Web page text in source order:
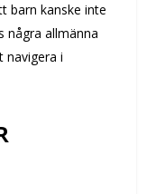
barn kanske inte
några allmänna
navigera i